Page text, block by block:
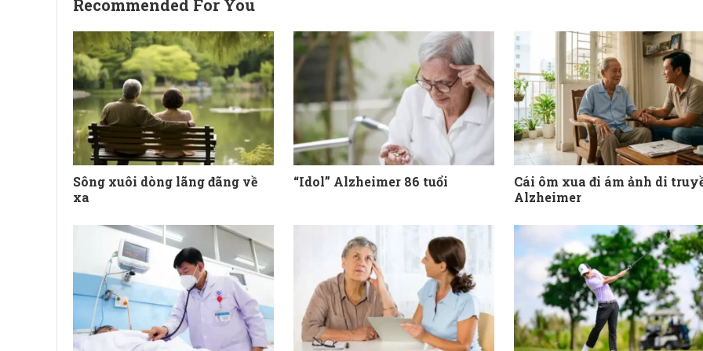
Recommended For You
Sông xuôi dòng lãng đãng về
xa
“Idol” Alzheimer 86 tuổi
Cái ôm xua đi ám ảnh di
Alzheimer